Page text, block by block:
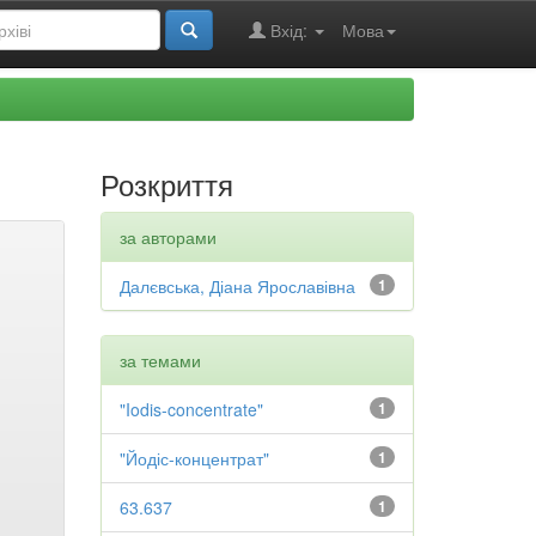
Мова
Вхід:
Розкриття
за авторами
1
Далєвська, Діана Ярославівна
за темами
1
"Iodis-concentrate"
1
"Йодіс-концентрат"
1
63.637